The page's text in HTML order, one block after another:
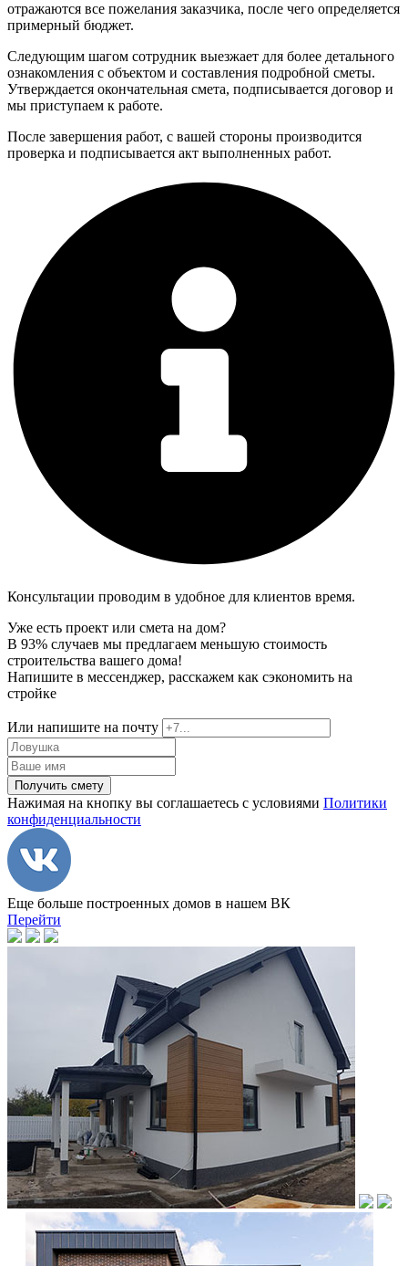
отражаются все пожелания заказчика, после чего определяется
примерный бюджет.
Следующим шагом сотрудник выезжает для более детального
ознакомления с объектом и составления подробной сметы.
Утверждается окончательная смета, подписывается договор и
мы приступаем к работе.
После завершения работ, с вашей стороны производится
проверка и подписывается акт выполненных работ.
Консультации проводим в удобное для клиентов время.
Уже есть проект или смета на дом?
В 93% случаев мы предлагаем меньшую стоимость
строительства вашего дома!
Напишите в мессенджер, расскажем как сэкономить на
стройке
Или напишите на почту
Получить смету
Нажимая на кнопку вы соглашаетесь с условиями Политики
конфиденциальности
Еще больше построенных домов в нашем ВК
Перейти